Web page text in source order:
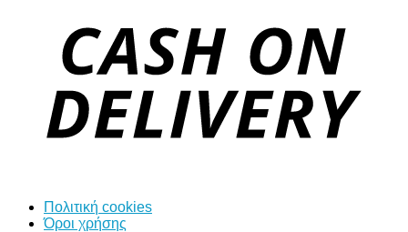
Πολιτική cookies
Όροι χρήσης